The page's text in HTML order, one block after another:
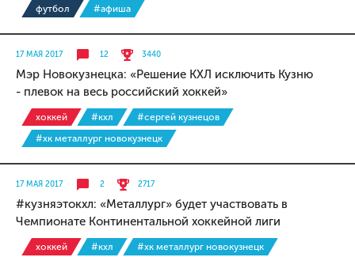
футбол #афиша
17 МАЯ 2017 12 3440
Мэр Новокузнецка: «Решение КХЛ исключить Кузню
- плевок на весь российский хоккей»
хоккей #кхл
#сергей кузнецов
#хк металлург новокузнецк
17 МАЯ 2017 2 2717
#кузняэтокхл: «Металлург» будет участвовать в
Чемпионате Континентальной хоккейной лиги
хоккей #кхл #хк металлург новокузнецк